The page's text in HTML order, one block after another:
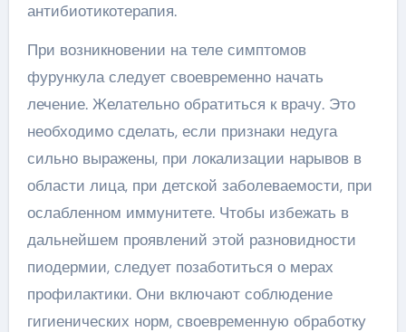
антибиотикотерапия.
При возникновении на теле симптомов
фурункула следует своевременно начать
лечение. Желательно обратиться к врачу. Это
необходимо сделать, если признаки недуга
сильно выражены, при локализации нарывов в
области лица, при детской заболеваемости, при
ослабленном иммунитете. Чтобы избежать в
дальнейшем проявлений этой разновидности
пиодермии, следует позаботиться о мерах
профилактики. Они включают соблюдение
гигиенических норм, своевременную обработку